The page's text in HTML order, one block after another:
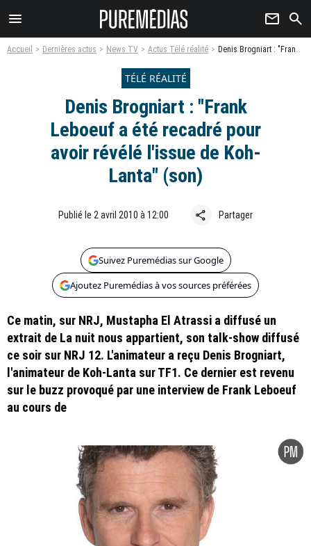
menu newsletter search
Accueil Dernières actus News TV Actus Télé réalité Denis Brogniart : "Frank Leboeuf a été recadré pour avoir révélé l'issue de Koh-Lanta" (son)
TÉLÉ RÉALITÉ
Denis Brogniart : "Frank
Leboeuf a été recadré pour
avoir révélé l'issue de Koh-
Lanta" (son)
Publié le 2 avril 2010 à 12:00 share Partager
Suivez Puremédias sur Google
Ajoutez Puremédias à vos sources préférées
Ce matin, sur NRJ, Mustapha El Atrassi a diffusé un
extrait de La nuit nous appartient, son talk-show diffusé
ce soir sur NRJ 12. L'animateur a reçu Denis Brogniart,
l'animateur de Koh-Lanta sur TF1. Ce dernier est revenu
sur le buzz provoqué par une interview de Frank Leboeuf
au cours de